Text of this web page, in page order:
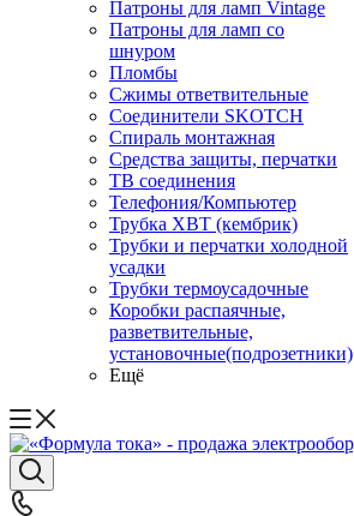
Патроны для ламп Vintage
Патроны для ламп со
шнуром
Пломбы
Сжимы ответвительные
Соединители SKOTCH
Спираль монтажная
Средства защиты, перчатки
ТВ соединения
Телефония/Компьютер
Трубка ХВТ (кембрик)
Трубки и перчатки холодной
усадки
Трубки термоусадочные
Коробки распаячные,
разветвительные,
установочные(подрозетники)
Ещё